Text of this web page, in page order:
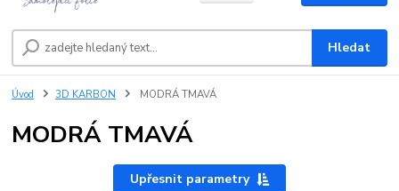
Hledat
Úvod 3D KARBON MODRÁ TMAVÁ
MODRÁ TMAVÁ
Upřesnit parametry